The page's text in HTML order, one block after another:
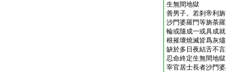
生無間地獄
善男子。若刹帝利
沙門婆羅門等旃荼
輪或隨成一或具成
根摧壞燒滅皆爲灰
缺於多日夜結舌不
忍命終定生無間地
宰官居士長者沙門